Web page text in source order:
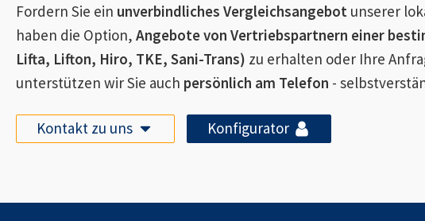
Fordern Sie ein unverbindliches Vergleichsangebot unserer
haben die Option, Angebote von Vertriebspartnern einer
Lifta, Lifton, Hiro, TKE, Sani-Trans) zu erhalten oder Ihre
unterstützen wir Sie auch persönlich am Telefon -
Kontakt zu uns Konfigurator